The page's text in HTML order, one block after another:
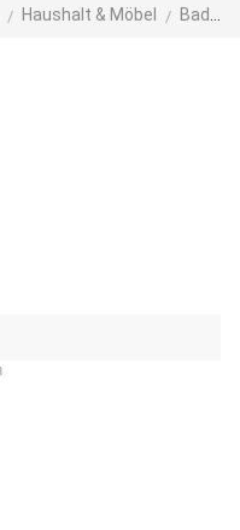
Haushalt & Möbel Bad, Einrichtung und Geräte